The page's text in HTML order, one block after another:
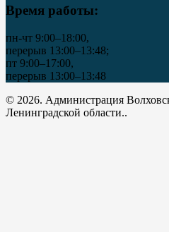
Время работы:
пн-чт 9:00–18:00,
перерыв 13:00–13:48;
пт 9:00–17:00,
перерыв 13:00–13:48
© 2026. Администрация
Ленинградской области..